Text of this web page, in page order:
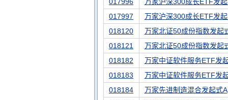
017997
万家沪深300成长ETF发
018120
万家北证50成份指数发起
018121
万家北证50成份指数发起
018182
万家中证软件服务ETF发
018183
万家中证软件服务ETF发
018184
万家先进制造混合发起式A